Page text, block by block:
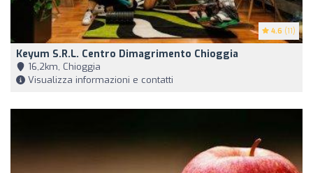
4.6 (11)
Keyum S.r.l. Centro Dimagrimento Chioggia
16,2km, Chioggia
Visualizza informazioni e contatti